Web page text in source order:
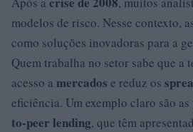
modelos de risco. Nesse contexto,
como soluções inovadoras para a
Quem trabalha no setor sabe que
acesso a mercados e reduz os
eficiência. Um exemplo claro são
to-peer lending, que têm